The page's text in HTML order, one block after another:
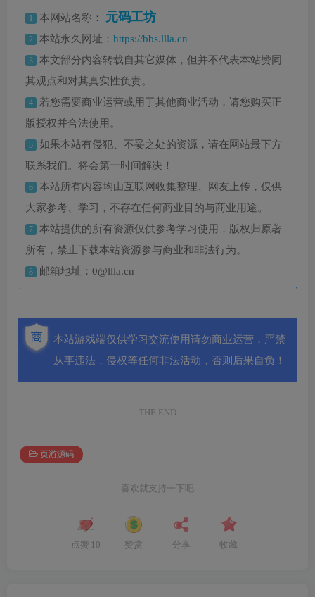
1 本网站名称： 元码工坊
2 本站永久网址： https://bbs.llla.cn
3
本文部分内容转载自其它媒体，但并不代表本站赞同
其观点和对其真实性负责。
4
若您需要商业运营或用于其他商业活动，请您购买正
版授权并合法使用。
5
如果本站有侵犯、不妥之处的资源，请在网站最下方
联系我们。将会第一时间解决！
6
本站所有内容均由互联网收集整理、网友上传，仅供
大家参考、学习，不存在任何商业目的与商业用途。
7
本站提供的所有资源仅供参考学习使用，版权归原著
所有，禁止下载本站资源参与商业和非法行为。
8 邮箱地址：0@llla.cn
本站游戏端仅供学习交流使用请勿商业运营，严禁
从事违法，侵权等任何非法活动，否则后果自负！
THE END
页游源码
喜欢就支持一下吧
点赞 10 赞赏 分享 收藏